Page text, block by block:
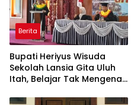
Berita
Bupati Heriyus Wisuda
Sekolah Lansia Gita Uluh
Itah, Belajar Tak Mengenal